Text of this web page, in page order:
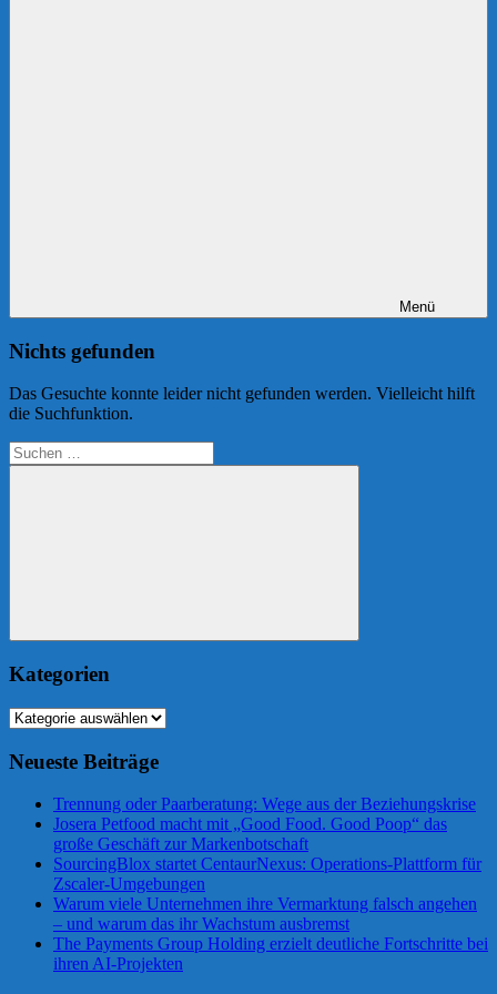
Menü
Nichts gefunden
Das Gesuchte konnte leider nicht gefunden werden. Vielleicht hilft
die Suchfunktion.
Suchen
nach:
Suchen
Kategorien
Kategorien
Neueste Beiträge
Trennung oder Paarberatung: Wege aus der Beziehungskrise
Josera Petfood macht mit „Good Food. Good Poop“ das
große Geschäft zur Markenbotschaft
SourcingBlox startet CentaurNexus: Operations-Plattform für
Zscaler-Umgebungen
Warum viele Unternehmen ihre Vermarktung falsch angehen
– und warum das ihr Wachstum ausbremst
The Payments Group Holding erzielt deutliche Fortschritte bei
ihren AI-Projekten